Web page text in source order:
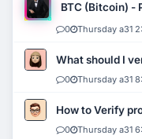
BTC (Bitcoin) -
0 Thursday a31
What should I
0 Thursday a31
How to Verify
0 Thursday a31